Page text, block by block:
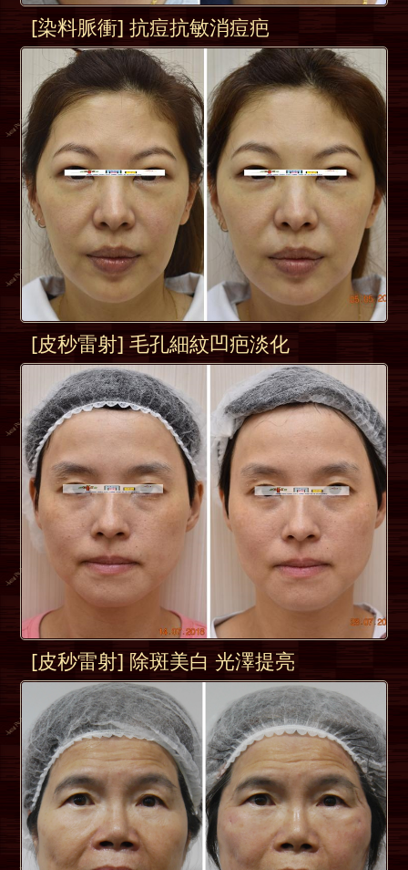
[染料脈衝] 抗痘抗敏消痘疤
[皮秒雷射] 毛孔細紋凹疤淡化
[皮秒雷射] 除斑美白 光澤提亮